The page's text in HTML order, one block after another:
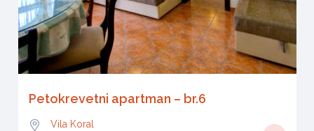
Petokrevetni apartman – br.6
Vila Koral